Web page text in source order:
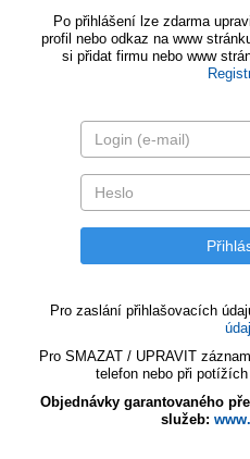
Po přihlášení lze zdarma
profil nebo odkaz na www
si přidat firmu nebo www
Pro zaslání přihlašovacích
Pro SMAZAT / UPRAVIT
telefon nebo při
Objednávky garantovaného
služeb: